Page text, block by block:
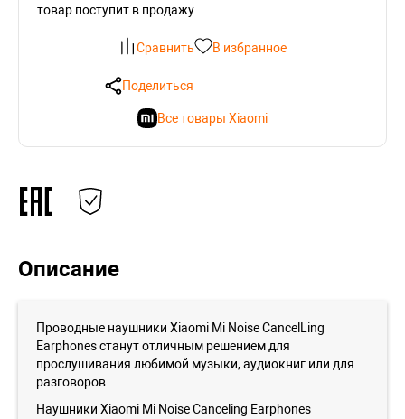
товар поступит в продажу
Сравнить В избранное
Поделиться
Все товары Xiaomi
Описание
Проводные наушники Xiaomi Mi Noise CancelLing
Earphones станут отличным решением для
прослушивания любимой музыки, аудиокниг или для
разговоров.
Наушники Xiaomi Mi Noise Canceling Earphones